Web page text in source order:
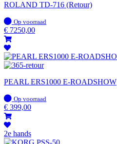
ROLAND TD-716 (Retour)
Op
voorraad
Op voorraad
€ 7250,00
PEARL ERS1000 E-ROADSHOW
Op
voorraad
Op voorraad
€ 399,00
2e hands